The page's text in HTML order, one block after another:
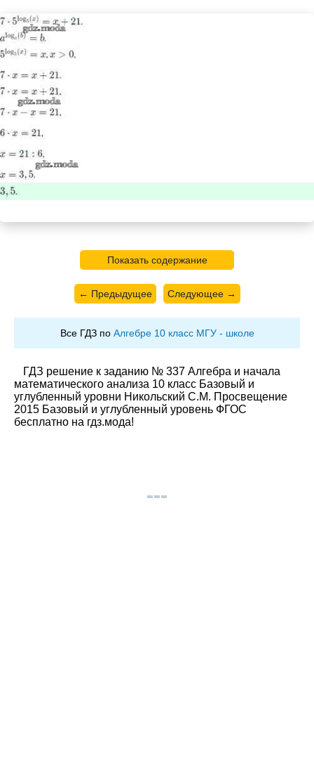
Показать содержание
← Предыдущее Следующее →
Все ГДЗ по Алгебре 10 класс МГУ - школе
ГДЗ решение к заданию № 337 Алгебра и начала
математического анализа 10 класс Базовый и
углубленный уровни Никольский С.М. Просвещение
2015 Базовый и углубленный уровень ФГОС
бесплатно на гдз.мода!